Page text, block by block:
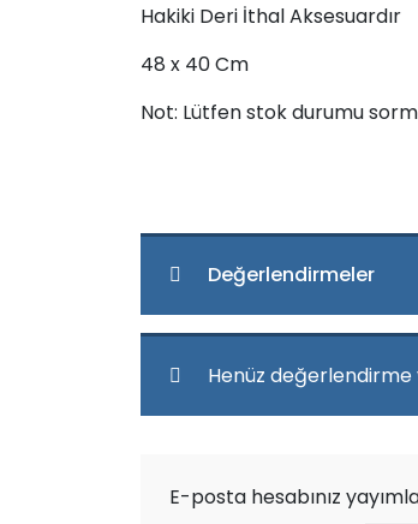
Hakiki Deri İthal Aksesuardır
48 x 40 Cm
Not: Lütfen stok durumu
Değerlendirmeler
Henüz değerlendirme
E-posta hesabınız